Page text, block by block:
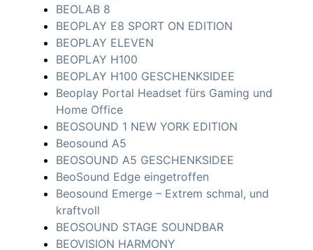
BEOLAB 8
BEOPLAY E8 SPORT ON EDITION
BEOPLAY ELEVEN
BEOPLAY H100
BEOPLAY H100 GESCHENKSIDEE
Beoplay Portal Headset fürs Gaming und
Home Office
BEOSOUND 1 NEW YORK EDITION
Beosound A5
BEOSOUND A5 GESCHENKSIDEE
BeoSound Edge eingetroffen
Beosound Emerge – Extrem schmal, und
kraftvoll
BEOSOUND STAGE SOUNDBAR
BEOVISION HARMONY